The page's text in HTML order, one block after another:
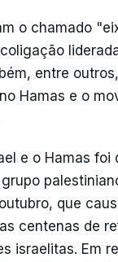
o chamado
entre
Hamas e o
e o Hamas foi
que
centenas de
israelitas. Em